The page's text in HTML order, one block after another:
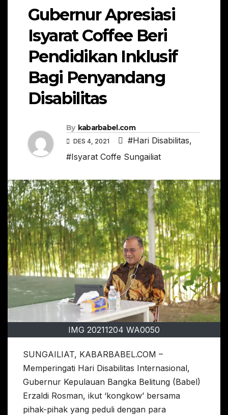
Gubernur Apresiasi
Isyarat Coffee Beri
Pendidikan Inklusif
Bagi Penyandang
Disabilitas
By kabarbabel.com
DES 4, 2021 #Hari Disabilitas,
#Isyarat Coffe Sungailiat
IMG 20211204 WA0050
SUNGAILIAT, KABARBABEL.COM –
Memperingati Hari Disabilitas Internasional,
Gubernur Kepulauan Bangka Belitung (Babel)
Erzaldi Rosman, ikut ‘kongkow’ bersama
pihak-pihak yang peduli dengan para